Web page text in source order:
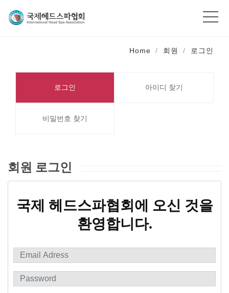
Home 회원 로그인
로그인 아이디 찾기
비밀번호 찾기
회원 로그인
국제 헤드스파협회에 오신 것을
환영합니다.